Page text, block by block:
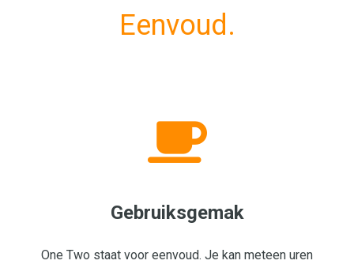
Eenvoud.
Gebruiksgemak
One Two staat voor eenvoud. Je kan meteen uren